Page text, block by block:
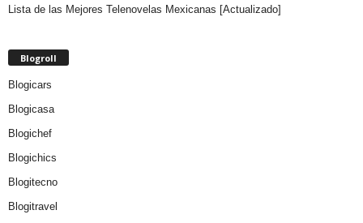
Lista de las Mejores Telenovelas Mexicanas [Actualizado]
Blogroll
Blogicars
Blogicasa
Blogichef
Blogichics
Blogitecno
Blogitravel